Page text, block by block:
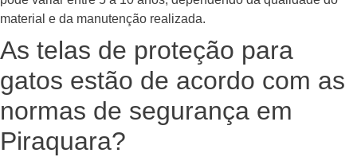
material e da manutenção realizada.
As telas de proteção para
gatos estão de acordo com as
normas de segurança em
Piraquara?